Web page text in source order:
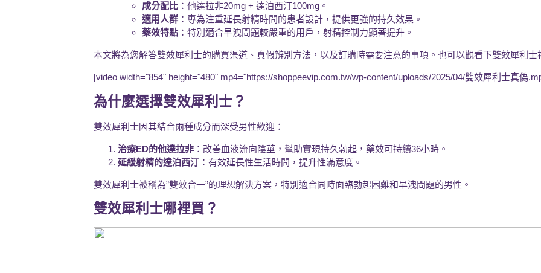
成分配比 ：他達拉非20mg + 達泊西汀100mg。
適用人群 ：專為注重延長射精時間的患者設計，提供更強的持久效果。
藥效特點 ：特別適合早洩問題較嚴重的用戶，射精控制力顯著提升。
本文將為您解答雙效犀利士的購買渠道、真假辨別方法，以及訂購時需要注意的事項。也可以觀看下雙效犀利士
[video width="854" height="480" mp4="https://shoppeevip.com.tw/wp-content/uploads/2025/04/雙效犀利士真偽
為什麼選擇雙效犀利士？
雙效犀利士因其結合兩種成分而深受男性歡迎：
治療ED的他達拉非 ：改善血液流向陰莖，幫助實現持久勃起，藥效可持續36小時。
延緩射精的達泊西汀 ：有效延長性生活時間，提升性滿意度。
雙效犀利士被稱為”雙效合一”的理想解決方案，特別適合同時面臨勃起困難和早洩問題的男性。
雙效犀利士哪裡買？